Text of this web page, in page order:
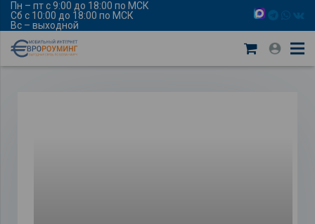
Пн – пт с 9:00 до 18:00 по МСК
Сб с 10:00 до 18:00 по МСК
Вс – выходной